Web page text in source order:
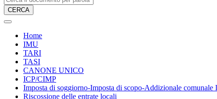
CERCA
Home
IMU
TARI
TASI
CANONE UNICO
ICP/CIMP
Imposta di soggiorno-Imposta di scopo-Addizionale comunale
Riscossione delle entrate locali